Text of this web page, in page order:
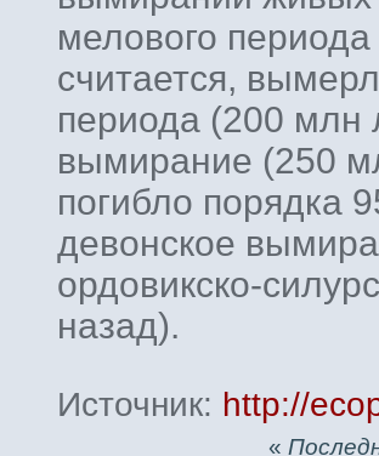
мелового
считается,
периода (200 млн
вымирание (250
погибло порядка
девонское
ордовикско-
назад).
Источник: http://
«